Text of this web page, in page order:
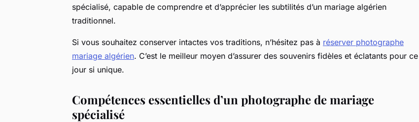
spécialisé, capable de comprendre et d’apprécier les subtilités d’un mariage algérien
traditionnel.
Si vous souhaitez conserver intactes vos traditions, n’hésitez pas à réserver photographe
mariage algérien. C’est le meilleur moyen d’assurer des souvenirs fidèles et éclatants pour ce
jour si unique.
Compétences essentielles d’un photographe de mariage
spécialisé